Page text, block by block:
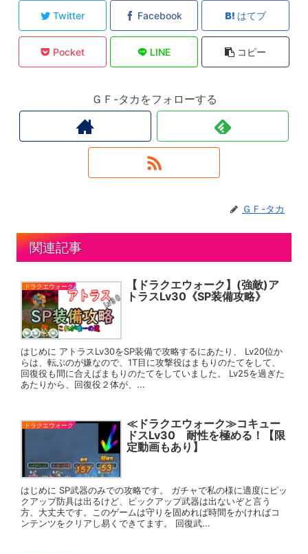
Twitter Facebook はてブ
Pocket LINE コピー
ＧＦ-タカをフォローする
ＧＦ-タカ
関連記事
ドラクエウォーク
【ドラクエウォーク】(強敵)ア
トラスLv30《SP装備攻略》
はじめに アトラスLv30をSP装備で攻略するにあたり、 Lv20位か
らは、転ぶのが嫌なので、1T目に攻撃役はまもりのたてをして、
回復役も間に合えばまもりのたてをしていました。 Lv25を過ぎた
あたりから、回復役２体が、...
ドラクエウォーク
≪ドラクエウォーク≫コキュー
ドスLv30 耐性を極める！【限
定動画もあり】
はじめに SP武器のみでの攻略です。 ガチャで私の様に適度にピッ
クアップ防具は出るけど、ピックアップ武器は出ないぞと言う
方、大丈夫です。このゲームは守りを固めれば時間をかければコ
ンテンツをクリアし易くできてます。 回復武...